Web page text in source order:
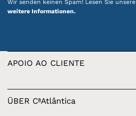
Wir senden keinen Spam! Lesen Sie unsere
weitere Informationen.
APOIO AO CLIENTE
ÜBER CªAtlântica